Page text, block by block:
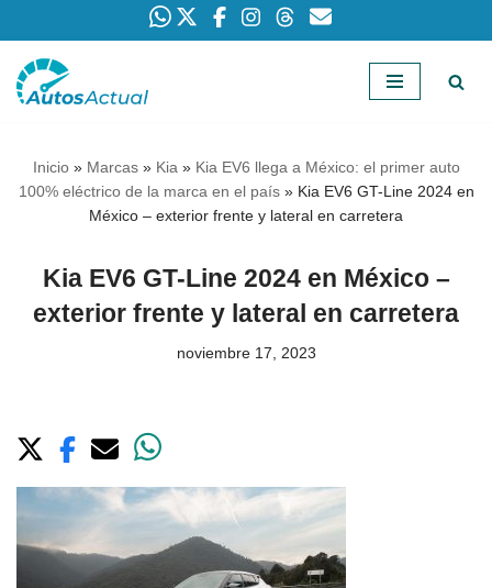
Saltar
Inicio» Marcas» Kia » Kia EV6 llega a México: el primer auto
100% eléctrico de la marca en el país» Kia EV6 GT-Line 2024 en
México – exterior frente y lateral en carretera
Kia EV6 GT-Line 2024 en México –
exterior frente y lateral en carretera
noviembre 17, 2023